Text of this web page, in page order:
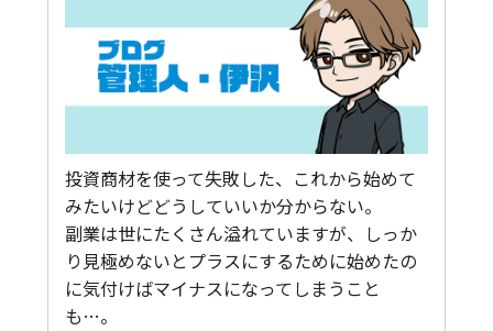
投資商材を使って失敗した、これから始めて
みたいけどどうしていいか分からない。
副業は世にたくさん溢れていますが、しっか
り見極めないとプラスにするために始めたの
に気付けばマイナスになってしまうこと
も…。